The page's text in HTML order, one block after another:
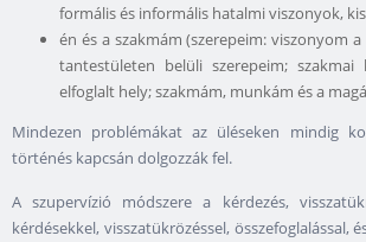
formális és informális hatalmi viszonyok,
én és a szakmám (szerepeim: viszonyom
tantestületen belüli szerepeim;
elfoglalt hely; szakmám, munkám és a
Mindezen problémákat az üléseken mindig
történés kapcsán dolgozzák fel.
A szupervízió módszere a kérdezés,
kérdésekkel, visszatükrözéssel, összefoglalással,